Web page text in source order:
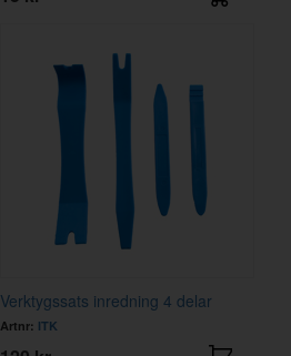
Verktygssats inredning 4 delar
Artnr: ITK